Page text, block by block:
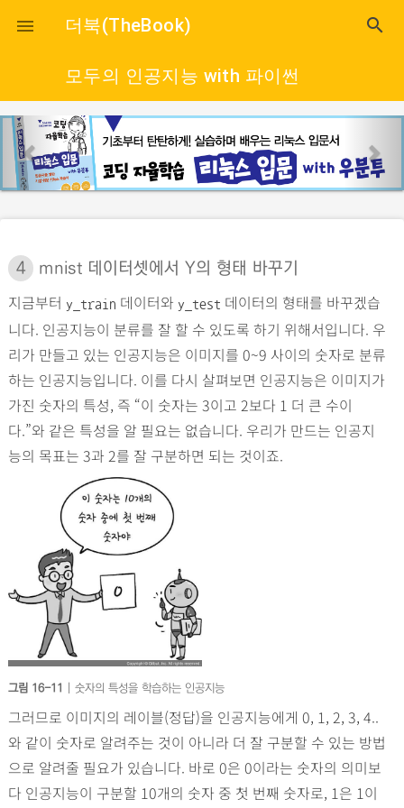
close
 더북(TheBook) search
모두의 인공지능 with 파이썬
p
r
e
o
u
s
e
x
4 mnist 데이터셋에서 Y의 형태 바꾸기
지금부터 y_train 데이터와 y_test 데이터의 형태를 바꾸겠습
니다. 인공지능이 분류를 잘 할 수 있도록 하기 위해서입니다. 우
리가 만들고 있는 인공지능은 이미지를 0~9 사이의 숫자로 분류
하는 인공지능입니다. 이를 다시 살펴보면 인공지능은 이미지가
가진 숫자의 특성, 즉 “이 숫자는 3이고 2보다 1 더 큰 수이
다.”와 같은 특성을 알 필요는 없습니다. 우리가 만드는 인공지
능의 목표는 3과 2를 잘 구분하면 되는 것이죠.
그림 16-11 | 숫자의 특성을 학습하는 인공지능
그러므로 이미지의 레이블(정답)을 인공지능에게 0, 1, 2, 3, 4..
와 같이 숫자로 알려주는 것이 아니라 더 잘 구분할 수 있는 방법
으로 알려줄 필요가 있습니다. 바로 0은 0이라는 숫자의 의미보
다 인공지능이 구분할 10개의 숫자 중 첫 번째 숫자로, 1은 1이